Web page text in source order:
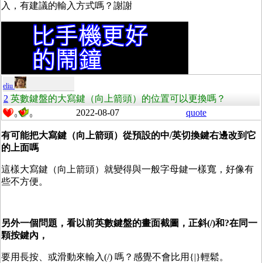
入，有建議的輸入方式嗎？謝謝
eliu
2 英數鍵盤的大寫鍵（向上箭頭）的位置可以更換嗎？
0 0 2022-08-07 quote
有可能把大寫鍵（向上箭頭）從預設的中/英切換鍵右邊改到它
的上面嗎
這樣大寫鍵（向上箭頭）就變得與一般字母鍵一樣寬，好像有
些不方便。
另外一個問題，看以前英數鍵盤的畫面截圖，正斜(/)和?在同一
顆按鍵內，
要用長按、或滑動來輸入(/) 嗎？感覺不會比用{|}輕鬆。